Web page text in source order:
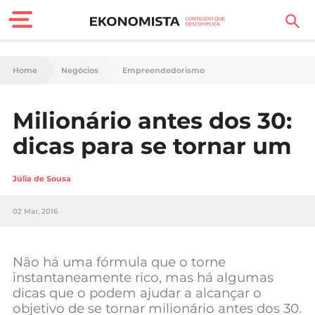
Finanças Pessoais
Carreira
Tecnologia
Negócios
Home Negócios Empreendedorismo
Milionário antes dos 30:
dicas para se tornar um
Júlia de Sousa
02 Mar, 2016
Não há uma fórmula que o torne
instantaneamente rico, mas há algumas
dicas que o podem ajudar a alcançar o
objetivo de se tornar milionário antes dos 30.